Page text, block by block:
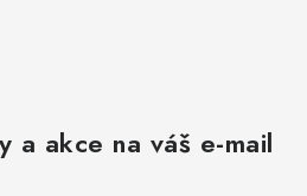
a akce na váš e-mail